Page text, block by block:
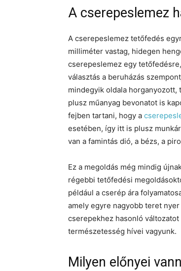
A cserepeslemez
A cserepeslemez tetőfedés
milliméter vastag, hidegen
cserepeslemez egy
választás a beruházás
mindegyik oldala
plusz műanyag bevonatot is
fejben tartani, hogy a
esetében, így itt is plusz
van a famintás dió, a bézs, a
Ez a megoldás még mindig
régebbi tetőfedési
például a cserép ára
amely egyre nagyobb teret
cserepekhez hasonló
természetesség hívei vagyunk.
Milyen előnyei